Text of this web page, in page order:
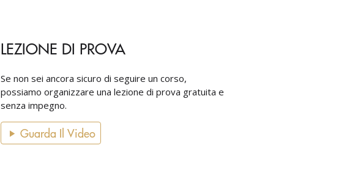
LEZIONE DI PROVA
Se non sei ancora sicuro di seguire un corso,
possiamo organizzare una lezione di prova gratuita e
senza impegno.
Guarda Il Video